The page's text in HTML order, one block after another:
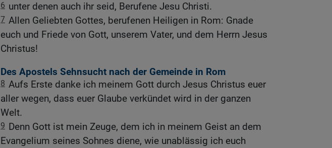
6 unter denen auch ihr seid, Berufene Jesu Christi.
7 Allen Geliebten Gottes, berufenen Heiligen in Rom: Gnade
euch und Friede von Gott, unserem Vater, und dem Herrn Jesus
Christus!
Des Apostels Sehnsucht nach der Gemeinde in Rom
8 Aufs Erste danke ich meinem Gott durch Jesus Christus euer
aller wegen, dass euer Glaube verkündet wird in der ganzen
Welt.
9 Denn Gott ist mein Zeuge, dem ich in meinem Geist an dem
Evangelium seines Sohnes diene, wie unablässig ich euch